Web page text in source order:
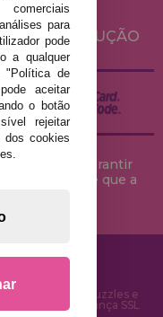
RESOLUÇÃO
para garantir
desde que a
para comprar Puzzles e
horas e segurança SSL
para
pode
a qualquer
"Política de
aceitar
o botão
rejeitar
dos cookies